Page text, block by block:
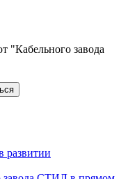
"Кабельного завода
развитии